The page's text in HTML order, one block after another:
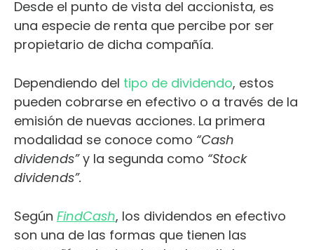
Desde el punto de vista del accionista, es
una especie de renta que percibe por ser
propietario de dicha compañía.
Dependiendo del tipo de dividendo, estos
pueden cobrarse en efectivo o a través de la
emisión de nuevas acciones. La primera
modalidad se conoce como “Cash
dividends”y la segunda como “Stock
dividends”.
Según FindCash, los dividendos en efectivo
son una de las formas que tienen las